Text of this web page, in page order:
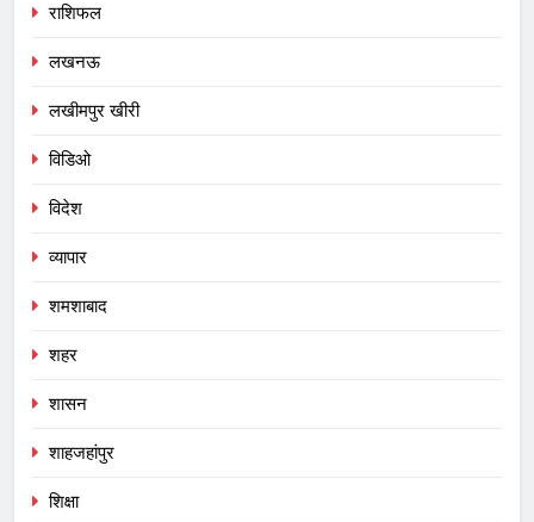
राशिफल
लखनऊ
लखीमपुर खीरी
विडिओ
विदेश
व्यापार
शमशाबाद
शहर
शासन
शाहजहांपुर
शिक्षा